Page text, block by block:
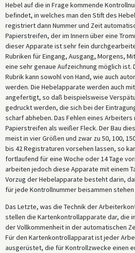
Hebel auf die in Frage kommende
befindet, in welches man den Stift des
registriert dann Nummer und Zeit
Papierstreifen, der im Innern über eine
dieser Apparate ist sehr fein
Rubriken für Eingang, Ausgang, Morgens,
eine sehr genaue Aufzeichnung möglich
Rubrik kann sowohl von Hand, wie auch
werden. Die Hebelapparate werden auch
angefertigt, so daß beispielsweise
gedruckt werden, die sich bei der
scharf abheben. Das Fehlen eines
Papierstreifen als weißer Fleck. Der Bau
meist in vier Größen und zwar zu 50, 100,
bis 42 Registraturen vorsehen lassen, so
fortlaufend für eine Woche oder 14 Tage
arbeiten jedoch diese Apparate mit einem
Vorzug der Hebelapparate besteht darin,
für jede Kontrollnummer beisammen stehen
Das Letzte, was die Technik der
stellen die Kartenkontrollapparate dar, die
der Vollkommenheit in der automatischen
Für den Kartenkontrollapparat ist jeder
ausgerüstet, die für Kontrollzwecke einen